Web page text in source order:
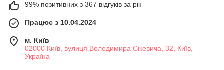
99% позитивних з 367 відгуків за рік
Працює з 10.04.2024
м. Київ
02000 Київ, вулиця Володимира Сікевича, 32, Київ,
Україна